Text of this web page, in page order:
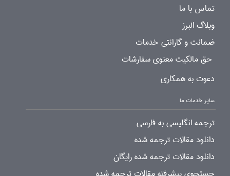
تماس با ما
وبلاگ البرز
ضمانت و گارانتی خدمات
حق مالکیت معنوی سفارشات
دعوت به همکاری
سایر خدمات ما
ترجمه انگلیسی به فارسی
دانلود مقالات ترجمه شده
دانلود مقالات ترجمه شده رایگان